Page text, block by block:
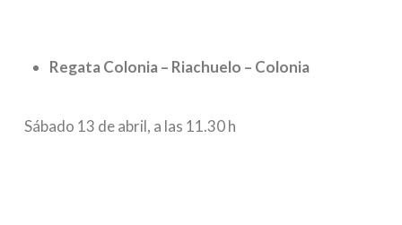
Regata Colonia – Riachuelo – Colonia
Sábado 13 de abril, a las 11.30 h